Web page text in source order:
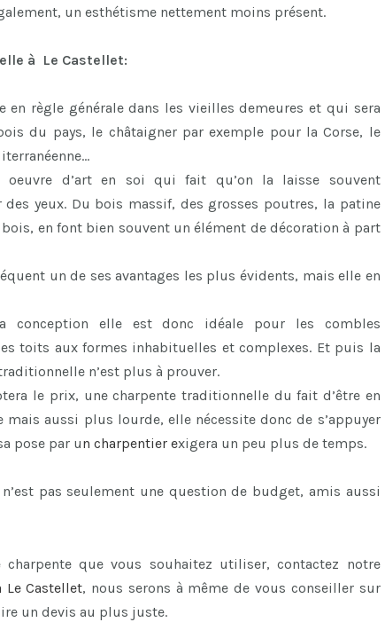
un esthétisme nettement moins présent.
à Le Castellet:
en règle générale dans les vieilles demeures et qui sera
du pays, le châtaigner par exemple pour la Corse, le
oeuvre d’art en soi qui fait qu’on la laisse souvent
yeux. Du bois massif, des grosses poutres, la patine
en font bien souvent un élément de décoration à part
un de ses avantages les plus évidents, mais elle en
conception elle est donc idéale pour les combles
toits aux formes inhabituelles et complexes. Et puis la
n’est plus à prouver.
le prix, une charpente traditionnelle du fait d’être en
aussi plus lourde, elle nécessite donc de s’appuyer
pose par uncharpentierexigera un peu plus de temps.
pas seulement une question de budget, amis aussi
que vous souhaitez utiliser, contactez notre
Le Castellet, nous serons à même de vous conseiller sur
un devis au plus juste.